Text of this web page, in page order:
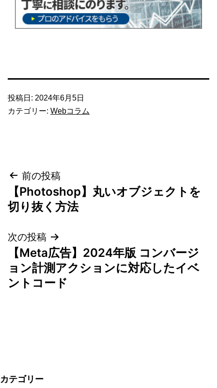
投稿日: 2024年6月5日
カテゴリー: Webコラム
投
稿
ビ
ゲ
ー
前の投稿
【Photoshop】丸いオブジェクトを
切り抜く方法
次の投稿
【Meta広告】2024年版 コンバージ
ョン計測アクションに対応したイベ
ントコード
カテゴリー